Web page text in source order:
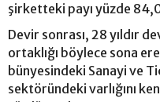
şirketteki payı yüzde
Devir sonrası, 28 yıldır
ortaklığı böylece sona
bünyesindeki Sanayi ve
sektöründeki varlığını